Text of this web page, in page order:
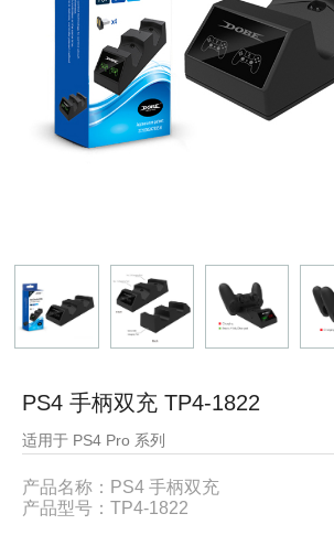
PS4 手柄双充 TP4-1822
适用于 PS4 Pro 系列
产品名称：PS4 手柄双充
产品型号：TP4-1822